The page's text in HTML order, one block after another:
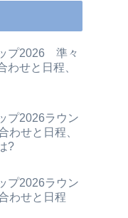
プ2026 準々
わせと日程、
プ2026ラウン
わせと日程、
?
プ2026ラウン
わせと日程